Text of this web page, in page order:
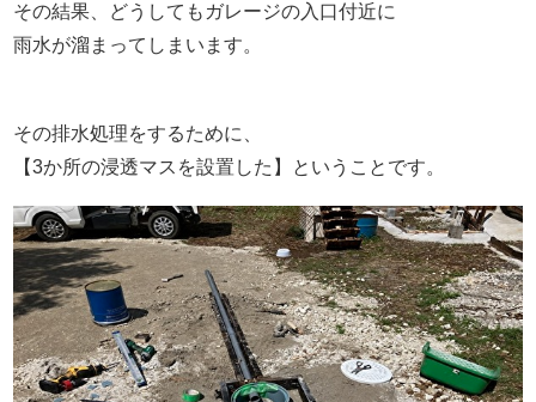
その結果、どうしてもガレージの入口付近に
雨水が溜まってしまいます。
その排水処理をするために、
【3か所の浸透マスを設置した】ということです。